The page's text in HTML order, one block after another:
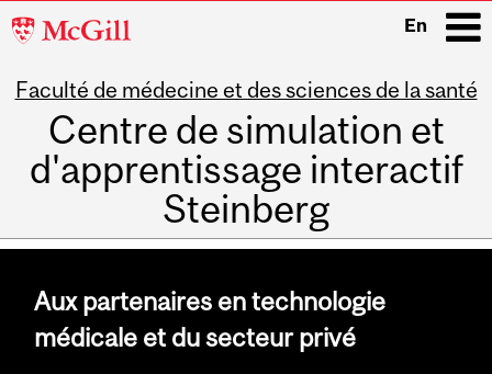
McGill
En
Faculté de médecine et des sciences de la santé
Centre de simulation et
d'apprentissage interactif
Steinberg
Main
Aux partenaires en technologie
médicale et du secteur privé